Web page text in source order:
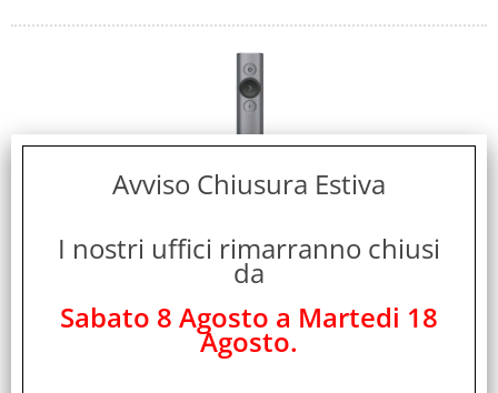
GRIGIO
Marca:
Avviso Chiusura Estiva
I nostri uffici rimarranno chiusi
da
Sabato 8 Agosto a Martedi 18
Agosto.